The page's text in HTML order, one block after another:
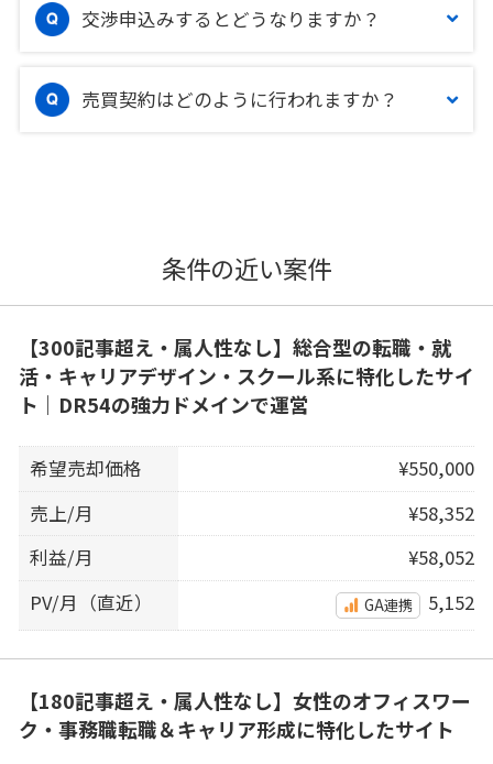
交渉申込みするとどうなりますか？
売買契約はどのように行われますか？
条件の近い案件
【300記事超え・属人性なし】総合型の転職・就
活・キャリアデザイン・スクール系に特化したサイ
ト｜DR54の強力ドメインで運営
希望売却価格
¥550,000
売上/月
¥58,352
利益/月
¥58,052
PV/月（直近）
GA連携 5,152
【180記事超え・属人性なし】女性のオフィスワー
ク・事務職転職＆キャリア形成に特化したサイト